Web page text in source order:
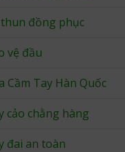
đồng phục
vệ đầu
Cầm Tay Hàn Quốc
cảo chằng hàng
đai an toàn